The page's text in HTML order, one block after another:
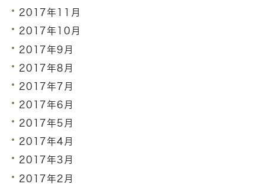
2017年11月
2017年10月
2017年9月
2017年8月
2017年7月
2017年6月
2017年5月
2017年4月
2017年3月
2017年2月